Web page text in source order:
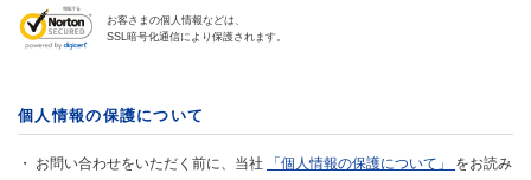
お客さまの個人情報などは、
SSL暗号化通信により保護されます。
個人情報の保護について
お問い合わせをいただく前に、当社 「個人情報の保護について」 をお読み